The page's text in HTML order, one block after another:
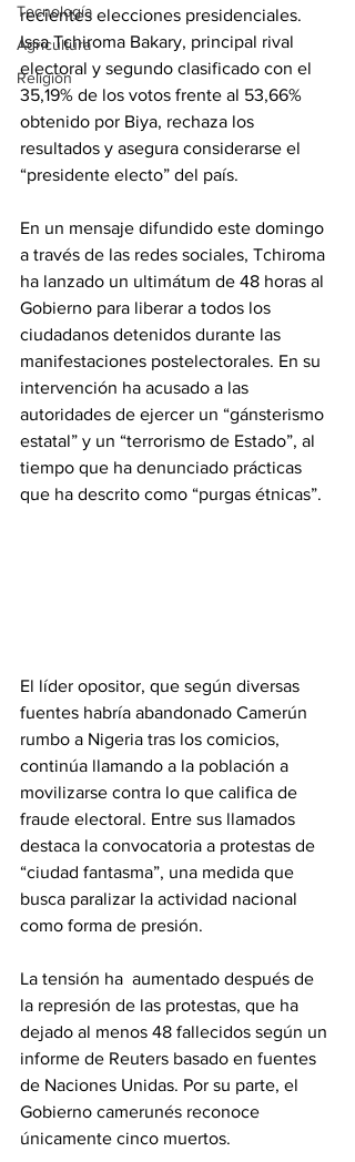
Tecnología
Agricultura
Religión
recientes elecciones presidenciales.
Issa Tchiroma Bakary, principal rival
electoral y segundo clasificado con el
35,19% de los votos frente al 53,66%
obtenido por Biya, rechaza los
resultados y asegura considerarse el
“presidente electo” del país.
En un mensaje difundido este domingo
a través de las redes sociales, Tchiroma
ha lanzado un ultimátum de 48 horas al
Gobierno para liberar a todos los
ciudadanos detenidos durante las
manifestaciones postelectorales. En su
intervención ha acusado a las
autoridades de ejercer un “gánsterismo
estatal” y un “terrorismo de Estado”, al
tiempo que ha denunciado prácticas
que ha descrito como “purgas étnicas”.
El líder opositor, que según diversas
fuentes habría abandonado Camerún
rumbo a Nigeria tras los comicios,
continúa llamando a la población a
movilizarse contra lo que califica de
fraude electoral. Entre sus llamados
destaca la convocatoria a protestas de
“ciudad fantasma”, una medida que
busca paralizar la actividad nacional
como forma de presión.
La tensión ha  aumentado después de
la represión de las protestas, que ha
dejado al menos 48 fallecidos según un
informe de Reuters basado en fuentes
de Naciones Unidas. Por su parte, el
Gobierno camerunés reconoce
únicamente cinco muertos.